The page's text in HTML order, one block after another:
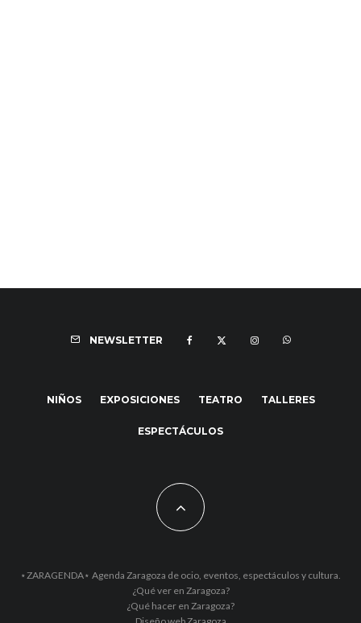
NEWSLETTER
NIÑOS EXPOSICIONES TEATRO TALLERES
ESPECTÁCULOS
⋆ZARAGENDA⋆ Agenda Zaragoza de ocio, eventos, espectáculos y cultura.
¿Qué ver en Zaragoza?
¿Qué hacer en Zaragoza?